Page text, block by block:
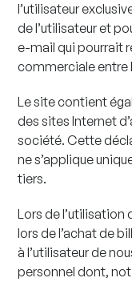
l’utilisateur
de l’utilisateur et
e-mail qui pourrait
commerciale entre
Le site contient
des sites Internet
société. Cette
ne s’applique
tiers.
Lors de
lors de l’achat de
à l’utilisateur de
personnel dont,